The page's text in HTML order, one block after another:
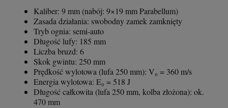
Kaliber: 9 mm (nabój: 9×19 mm Parabellum)
Zasada działania: swobodny zamek zamknięty
Tryb ognia: semi-auto
Długość lufy: 185 mm
Liczba bruzd: 6
Skok gwintu: 250 mm
Prędkość wylotowa (lufa 250 mm): V₀ = 360 m/s
Energia wylotowa: E₀ = 518 J
Długość całkowita (lufa 250 mm, kolba złożona): ok.
470 mm